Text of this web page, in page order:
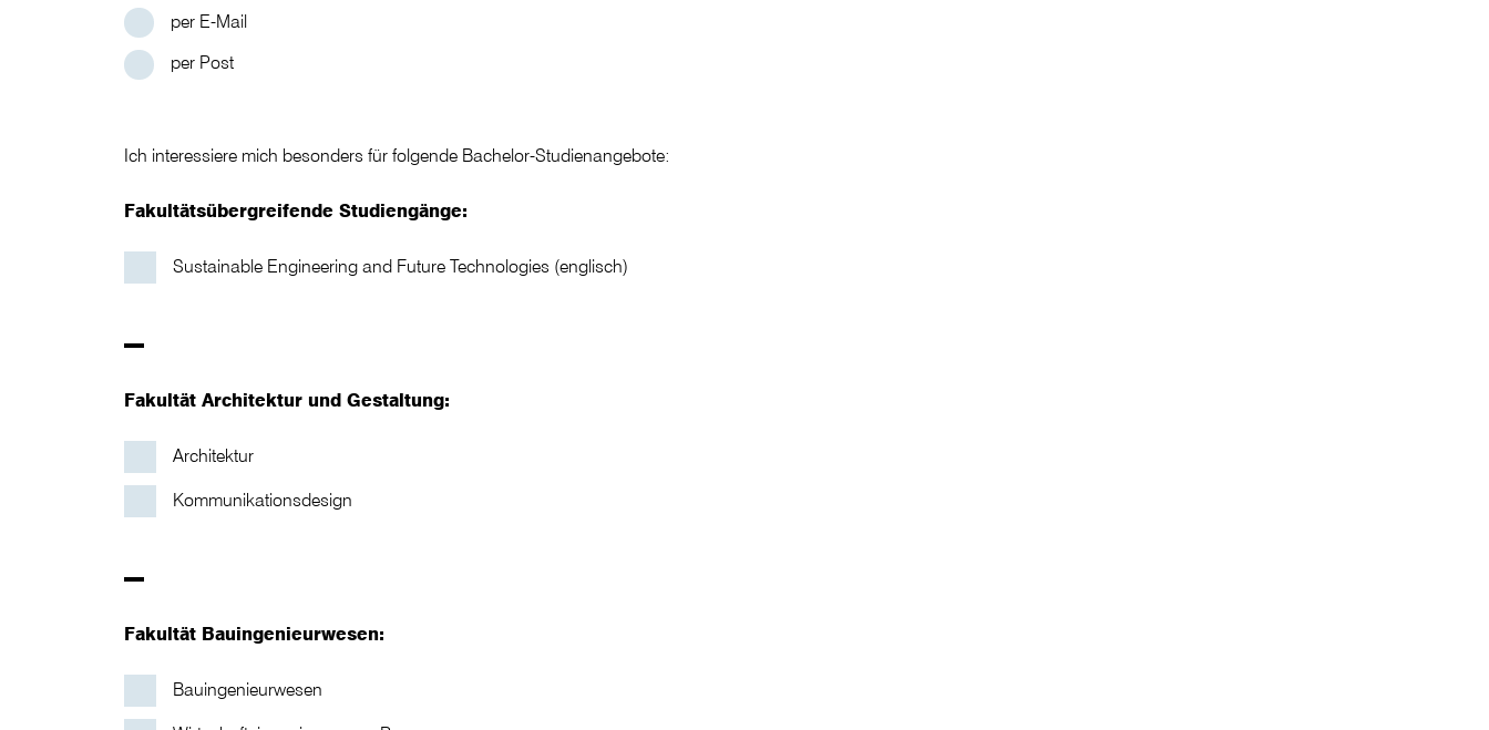
per E-Mail
per Post
Ich interessiere mich besonders für folgende Bachelor-Studienangebote:
Fakultätsübergreifende Studiengänge:
Sustainable Engineering and Future Technologies (englisch)
–
Fakultät Architektur und Gestaltung:
Architektur
Kommunikationsdesign
–
Fakultät Bauingenieurwesen:
Bauingenieurwesen